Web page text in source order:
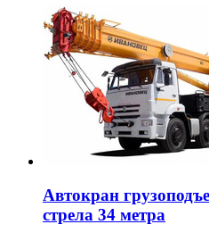
Автокран
стрела 34 метра